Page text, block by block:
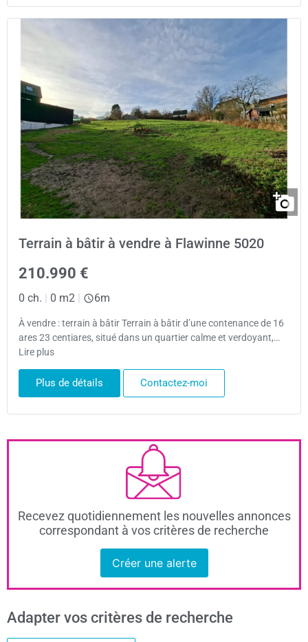
Terrain à bâtir à vendre à Flawinne 5020
210.990 €
0 ch. | 0 m2 | 6m
À vendre : terrain à bâtir Terrain à bâtir d’une contenance de 16
ares 23 centiares, situé dans un quartier calme et verdoyant,…
Lire plus
Plus de détails Contactez-moi
Recevez quotidiennement les nouvelles annonces
correspondant à vos critères de recherche
Créer une alerte
Adapter vos critères de recherche